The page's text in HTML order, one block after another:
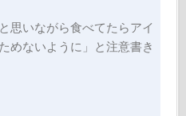
思いながら食べてたらアイ
めないように」と注意書き